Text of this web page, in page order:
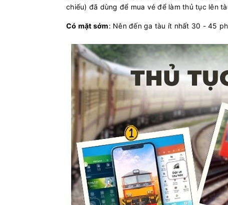
chiếu) đã dùng để mua vé để làm thủ tục lên
Có mặt sớm: Nên đến ga tàu ít nhất 30 - 45